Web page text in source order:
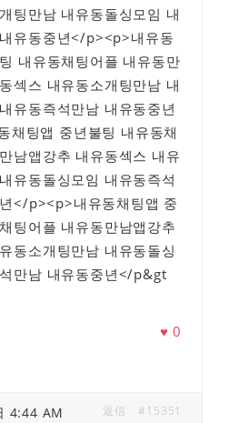
팅만남 내유동돌싱모임 내
유동중년</p><p>내유동
내유동채팅어플 내유동만
섹스 내유동소개팅만남 내
유동즉석만남 내유동중년
채팅앱 중년불팅 내유동채
남앱강추 내유동섹스 내유
유동돌싱모임 내유동즉석
</p><p>내유동채팅앱 중
팅어플 내유동만남앱강추
동소개팅만남 내유동돌싱
만남 내유동중년</p&gt
♥0
4:44 AM #15351
返信